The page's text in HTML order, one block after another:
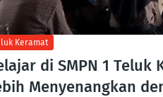
Keramat
di SMPN 1 Teluk
Menyenangkan